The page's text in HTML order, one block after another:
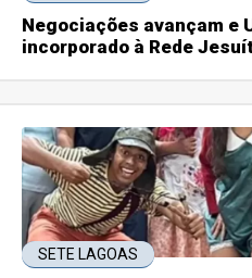
Negociações avançam e
incorporado à Rede
SETE LAGOAS